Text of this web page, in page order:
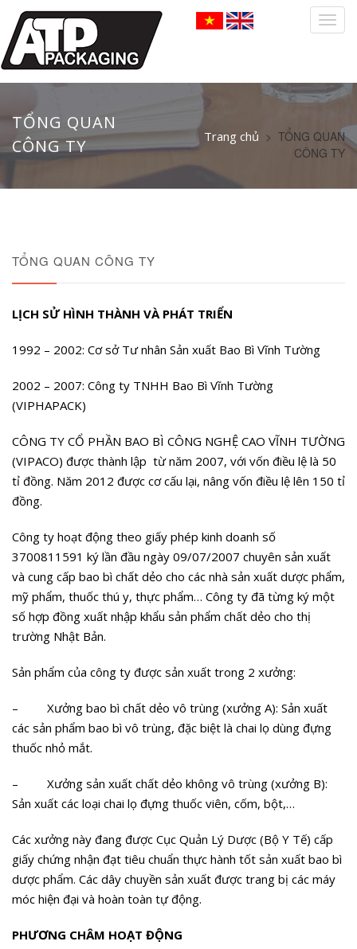
TỔNG QUAN
CÔNG TY
Trang chủ > TỔNG QUAN
CÔNG TY
TỔNG QUAN CÔNG TY
LỊCH SỬ HÌNH THÀNH VÀ PHÁT TRIỂN
1992 – 2002: Cơ sở Tư nhân Sản xuất Bao Bì Vĩnh Tường
2002 – 2007: Công ty TNHH Bao Bì Vĩnh Tường
(VIPHAPACK)
CÔNG TY CỔ PHẦN BAO BÌ CÔNG NGHỆ CAO VĨNH TƯỜNG
(VIPACO) được thành lập từ năm 2007, với vốn điều lệ là 50
tỉ đồng. Năm 2012 được cơ cấu lại, nâng vốn điều lệ lên 150 tỉ
đồng.
Công ty hoạt động theo giấy phép kinh doanh số
3700811591 ký lần đầu ngày 09/07/2007 chuyên sản xuất
và cung cấp bao bì chất dẻo cho các nhà sản xuất dược phẩm,
mỹ phẩm, thuốc thú y, thực phẩm… Công ty đã từng ký một
số hợp đồng xuất nhập khẩu sản phẩm chất dẻo cho thị
trường Nhật Bản.
Sản phẩm của công ty được sản xuất trong 2 xưởng:
– Xưởng bao bì chất dẻo vô trùng (xưởng A): Sản xuất
các sản phẩm bao bì vô trùng, đặc biệt là chai lọ dùng đựng
thuốc nhỏ mắt.
– Xưởng sản xuất chất dẻo không vô trùng (xưởng B):
Sản xuất các loại chai lọ đựng thuốc viên, cốm, bột,…
Các xưởng này đang được Cục Quản Lý Dược (Bộ Y Tế) cấp
giấy chứng nhận đạt tiêu chuẩn thực hành tốt sản xuất bao bì
dược phẩm. Các dây chuyền sản xuất được trang bị các máy
móc hiện đại và hoàn toàn tự động.
PHƯƠNG CHÂM HOẠT ĐỘNG